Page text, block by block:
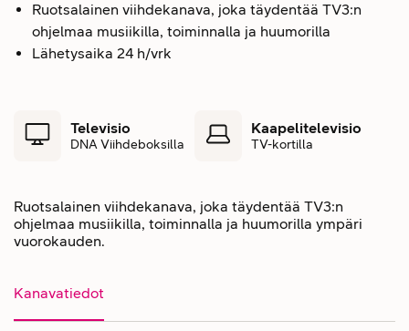
Ruotsalainen viihdekanava, joka täydentää TV3:n
ohjelmaa musiikilla, toiminnalla ja huumorilla
Lähetysaika 24 h/vrk
Televisio
DNA Viihdeboksilla
Kaapelitelevisio
TV-kortilla
Ruotsalainen viihdekanava, joka täydentää TV3:n
ohjelmaa musiikilla, toiminnalla ja huumorilla ympäri
vuorokauden.
Kanavatiedot